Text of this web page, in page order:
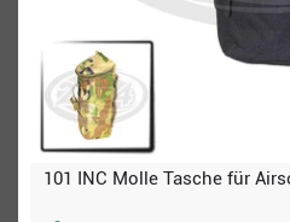
101 INC Molle Tasche für